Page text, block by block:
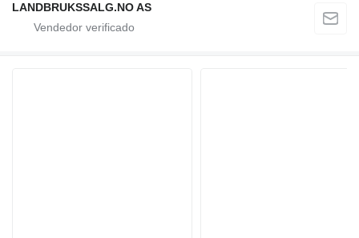
LANDBRUKSSALG.NO AS